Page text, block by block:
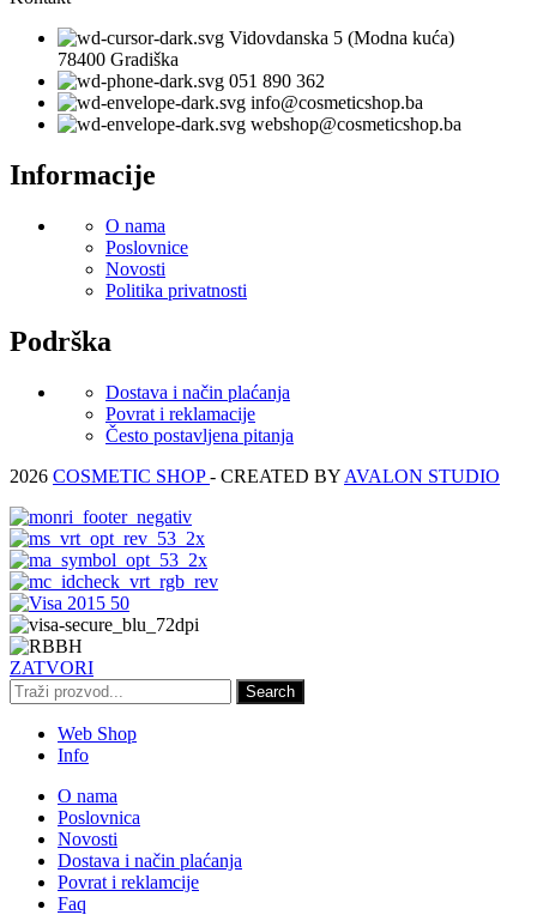
Vidovdanska 5 (Modna kuća)
78400 Gradiška
051 890 362
info@cosmeticshop.ba
webshop@cosmeticshop.ba
Informacije
O nama
Poslovnice
Novosti
Politika privatnosti
Podrška
Dostava i način plaćanja
Povrat i reklamacije
Često postavljena pitanja
2026 COSMETIC SHOP- CREATED BY AVALON STUDIO
ZATVORI
Search
Web Shop
Info
O nama
Poslovnica
Novosti
Dostava i način plaćanja
Povrat i reklamcije
Faq